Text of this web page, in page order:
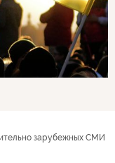
зарубежных СМИ